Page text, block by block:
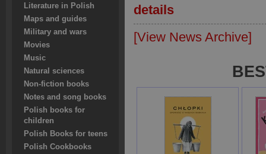
Literature in Polish
Maps and guides
Military and wars
Movies
Music
Natural sciences
Non-fiction books
Notes and song books
Polish books for
children
Polish Books for teens
Polish Cookbooks
details
[View News Archive]